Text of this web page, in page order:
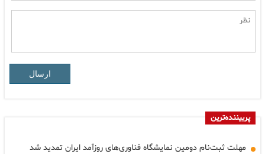
ارسال
پربیننده‌ترین
مهلت ثبت‌نام دومین نمایشگاه فناوری‌های روزآمد ایران تمدید شد